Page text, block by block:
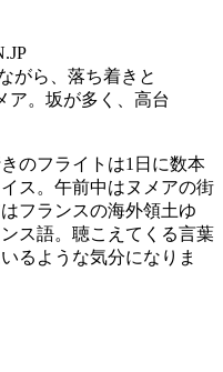
がら、落ち着きと
ア。坂が多く、高台
のフライトは1日に数本
ス。午前中はヌメアの街
フランスの海外領土ゆ
ス語。聴こえてくる言葉
るような気分になりま